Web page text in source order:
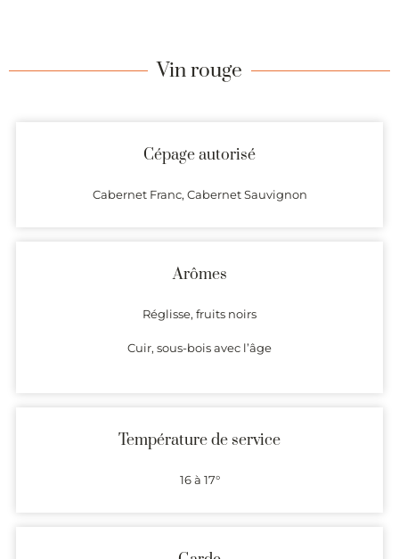
Vin rouge
Cépage autorisé
Cabernet Franc, Cabernet Sauvignon
Arômes
Réglisse, fruits noirs
Cuir, sous-bois avec l’âge
Température de service
16 à 17°